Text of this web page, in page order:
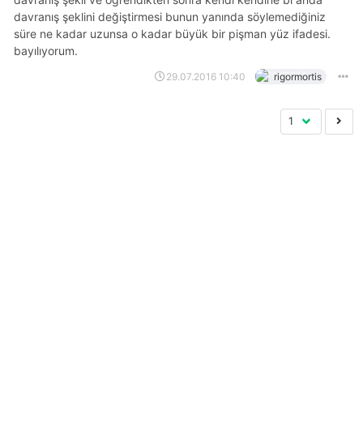
davranış şeklini değiştirmesi bunun yanında söylemediğiniz
süre ne kadar uzunsa o kadar büyük bir pişman yüz ifadesi.
bayılıyorum.
29.07.2016 10:40 rigormortis